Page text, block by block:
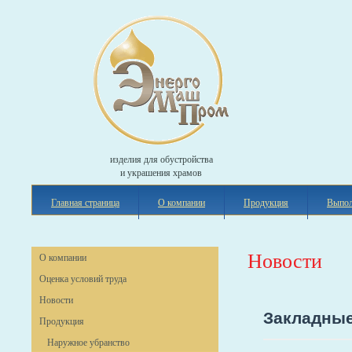
изделия для обустройства
и украшения храмов
Главная страница О компании Продукция
О компании
Оценка условий труда
Новости
Продукция
Наружное убранство
Новости